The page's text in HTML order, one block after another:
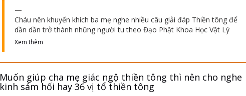
Cháu nên khuyến khích ba mẹ nghe nhiều câu giải đáp Thiền tông để
dần dần trở thành những người tu theo Đạo Phật Khoa Học Vật Lý
Xem thêm
Muốn giúp cha mẹ giác ngộ thiền tông thì nên cho nghe
kinh sám hối hay 36 vị tổ thiền tông